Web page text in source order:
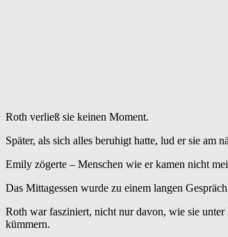
Roth verließ sie keinen Moment.
Später, als sich alles beruhigt hatte, lud er sie am
Emily zögerte – Menschen wie er kamen nicht
Das Mittagessen wurde zu einem langen
Roth war fasziniert, nicht nur davon, wie sie
kümmern.